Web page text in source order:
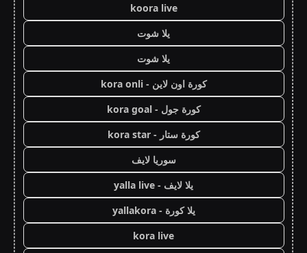
koora live
يلا شوت
يلا شوت
كورة اون لاين - kora onli
كورة جول - kora goal
كورة ستار - kora star
سوريا لايف
يلا لايف - yalla live
يلا كورة - yallakora
kora live